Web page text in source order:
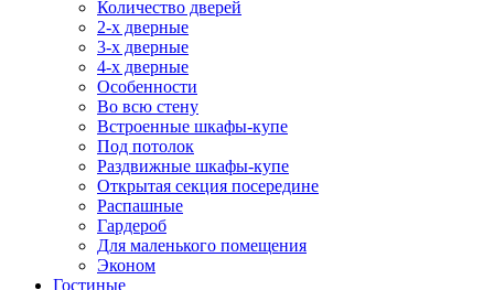
Количество дверей
2-х дверные
3-х дверные
4-х дверные
Особенности
Во всю стену
Встроенные шкафы-купе
Под потолок
Раздвижные шкафы-купе
Открытая секция посередине
Распашные
Гардероб
Для маленького помещения
Эконом
Гостиные